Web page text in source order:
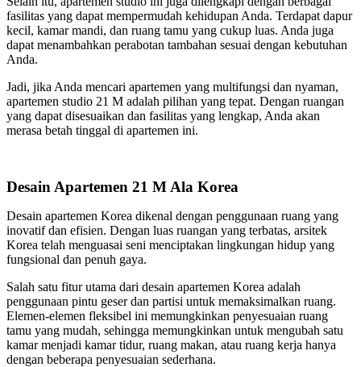
fasilitas yang dapat mempermudah kehidupan Anda. Terdapat dapur
kecil, kamar mandi, dan ruang tamu yang cukup luas. Anda juga
dapat menambahkan perabotan tambahan sesuai dengan kebutuhan
Anda.
Jadi, jika Anda mencari apartemen yang multifungsi dan nyaman,
apartemen studio 21 M adalah pilihan yang tepat. Dengan ruangan
yang dapat disesuaikan dan fasilitas yang lengkap, Anda akan
merasa betah tinggal di apartemen ini.
Desain Apartemen 21 M Ala Korea
Desain apartemen Korea dikenal dengan penggunaan ruang yang
inovatif dan efisien. Dengan luas ruangan yang terbatas, arsitek
Korea telah menguasai seni menciptakan lingkungan hidup yang
fungsional dan penuh gaya.
Salah satu fitur utama dari desain apartemen Korea adalah
penggunaan pintu geser dan partisi untuk memaksimalkan ruang.
Elemen-elemen fleksibel ini memungkinkan penyesuaian ruang
tamu yang mudah, sehingga memungkinkan untuk mengubah satu
kamar menjadi kamar tidur, ruang makan, atau ruang kerja hanya
dengan beberapa penyesuaian sederhana.